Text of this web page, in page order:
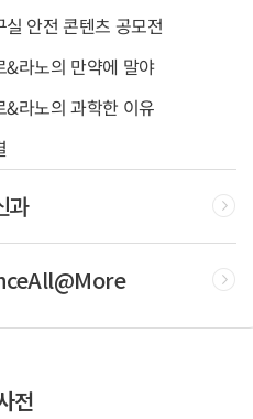
실 안전 콘텐츠 공모전
&라노의 만약에 말야
&라노의 과학한 이유
과
전